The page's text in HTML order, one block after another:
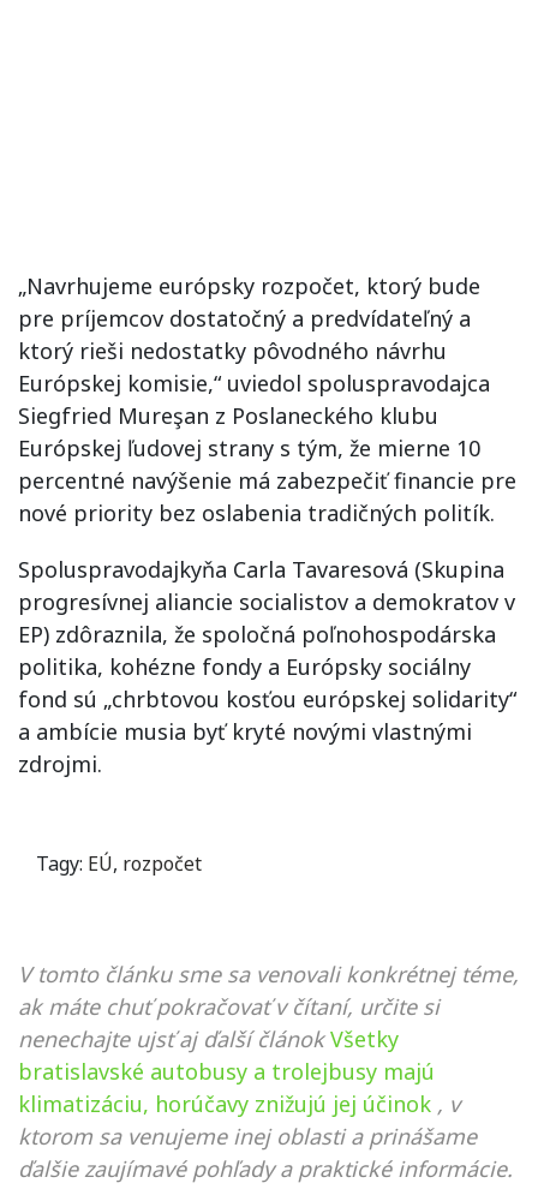
„Navrhujeme európsky rozpočet, ktorý bude
pre príjemcov dostatočný a predvídateľný a
ktorý rieši nedostatky pôvodného návrhu
Európskej komisie,“ uviedol spoluspravodajca
Siegfried Mureşan z Poslaneckého klubu
Európskej ľudovej strany s tým, že mierne 10
percentné navýšenie má zabezpečiť financie pre
nové priority bez oslabenia tradičných politík.
Spoluspravodajkyňa Carla Tavaresová (Skupina
progresívnej aliancie socialistov a demokratov v
EP) zdôraznila, že spoločná poľnohospodárska
politika, kohézne fondy a Európsky sociálny
fond sú „chrbtovou kosťou európskej solidarity“
a ambície musia byť kryté novými vlastnými
zdrojmi.
Tagy: EÚ, rozpočet
V tomto článku sme sa venovali konkrétnej téme,
ak máte chuť pokračovať v čítaní, určite si
nenechajte ujsť aj ďalší článok Všetky
bratislavské autobusy a trolejbusy majú
klimatizáciu, horúčavy znižujú jej účinok , v
ktorom sa venujeme inej oblasti a prinášame
ďalšie zaujímavé pohľady a praktické informácie.